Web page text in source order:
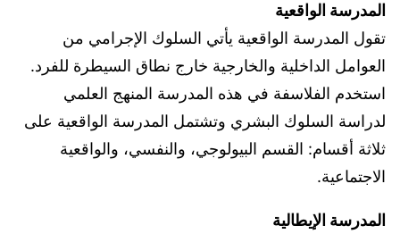
المدرسة الواقعية
تقول المدرسة الواقعية يأتي السلوك الإجرامي من
العوامل الداخلية والخارجية خارج نطاق السيطرة للفرد.
استخدم الفلاسفة في هذه المدرسة المنهج العلمي
لدراسة السلوك البشري وتشتمل المدرسة الواقعية على
ثلاثة أقسام: القسم البيولوجي، والنفسي، والواقعية
الاجتماعية.
المدرسة الإيطالية